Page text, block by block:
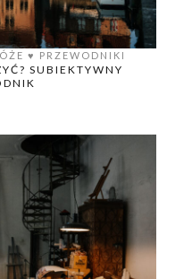
♥️ PRZEWODNIKI
SUBIEKTYWNY